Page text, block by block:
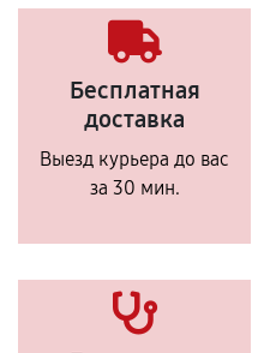
Бесплатная
доставка
Выезд курьера до вас
за 30 мин.